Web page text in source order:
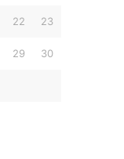
22 23
29 30